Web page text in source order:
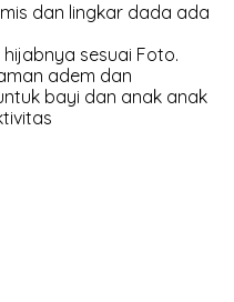
dan lingkar dada ada
sesuai Foto.
adem dan
bayi dan anak anak